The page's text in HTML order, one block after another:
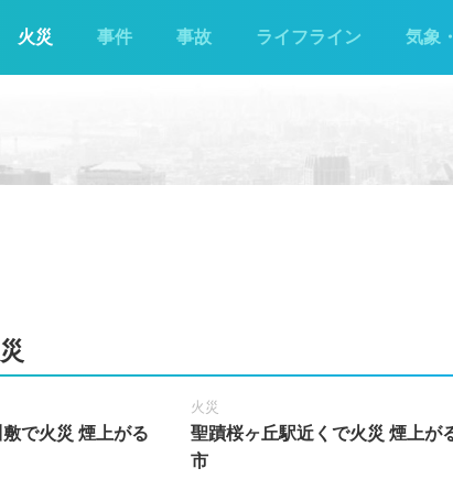
火災 事件 事故 ライフライン 気象
で火災 煙上がる
火災
聖蹟桜ヶ丘駅近くで火災 煙上が
市